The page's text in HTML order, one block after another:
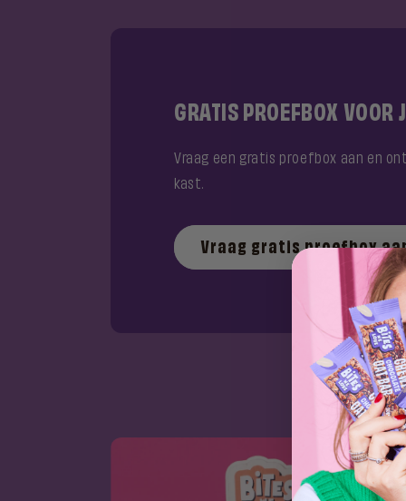
GRATIS PROEFBOX VOOR
Vraag een gratis proefbox aan en
kast.
Vraag gratis proefbox